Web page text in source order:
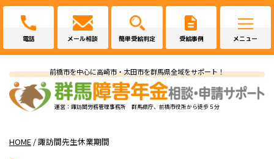
電話 メール相談 簡単受給判定 受給事例 メニュー
前橋市を中心に高崎市・太田市を群馬県全域をサポート！
運営：諏訪間労務管理事務所 群馬県庁、前橋市役所から徒歩５分
HOME /諏訪間先生休業期間